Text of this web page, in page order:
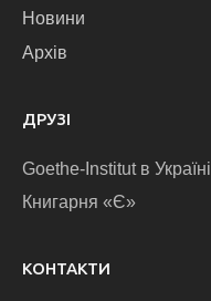
Новини
Архів
ДРУЗІ
Goethe-Institut в Україні
Книгарня «Є»
КОНТАКТИ